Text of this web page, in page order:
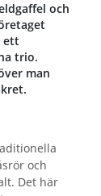
och
ett
trio.
man
och
Det här